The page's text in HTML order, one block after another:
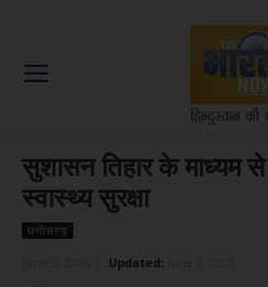
सुशासन तिहार के माध्यम
स्वास्थ्य सुरक्षा
छत्तीसगढ़
Updated: